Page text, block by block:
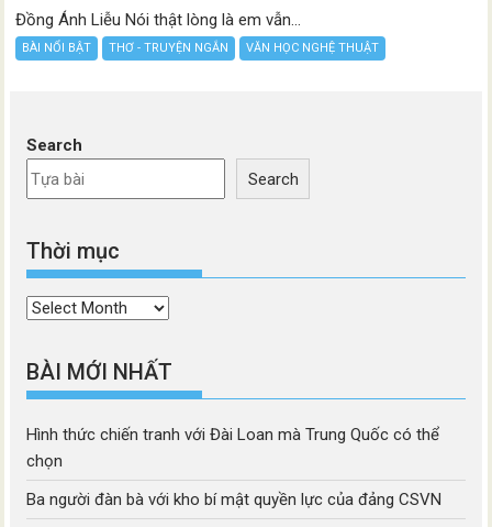
Đồng Ánh Liễu Nói thật lòng là em vẫn...
BÀI NỔI BẬT THƠ - TRUYỆN NGẮN VĂN HỌC NGHỆ THUẬT
Search
Search
Thời mục
Thời
BÀI MỚI NHẤT
Hình thức chiến tranh với Đài Loan mà Trung Quốc có thể
chọn
Ba người đàn bà với kho bí mật quyền lực của đảng CSVN